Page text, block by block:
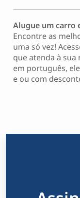
Alugue um carro
Encontre as
uma só vez!
que atenda à sua
em português,
e ou com